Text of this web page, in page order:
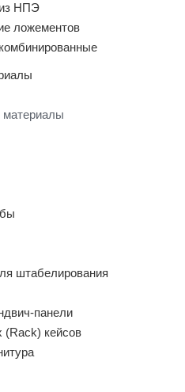
НПЭ
ложементов
материалы
штабелирования
панели
(Rack) кейсов